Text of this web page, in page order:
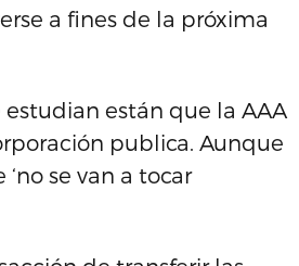
a fines de la próxima
están que la AAA
publica. Aunque
se van a tocar